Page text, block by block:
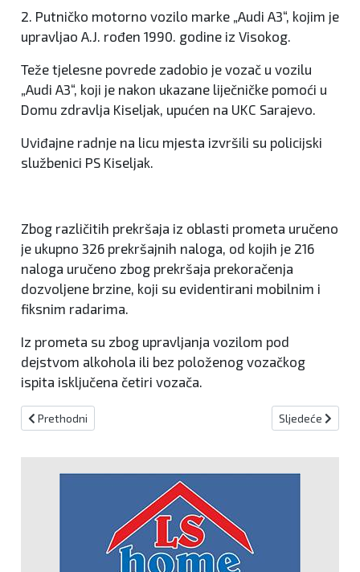
2. Putničko motorno vozilo marke „Audi A3“, kojim je
upravljao A.J. rođen 1990. godine iz Visokog.
Teže tjelesne povrede zadobio je vozač u vozilu
„Audi A3“, koji je nakon ukazane liječničke pomoći u
Domu zdravlja Kiseljak, upućen na UKC Sarajevo.
Uviđajne radnje na licu mjesta izvršili su policijski
službenici PS Kiseljak.
Zbog različitih prekršaja iz oblasti prometa uručeno
je ukupno 326 prekršajnih naloga, od kojih je 216
naloga uručeno zbog prekršaja prekoračenja
dozvoljene brzine, koji su evidentirani mobilnim i
fiksnim radarima.
Iz prometa su zbog upravljanja vozilom pod
dejstvom alkohola ili bez položenog vozačkog
ispita isključena četiri vozača.
Prethodni članak: U Kiseljaku jedna osoba uhićena zbog droge
Prethodni Sljedeći
Sljedeće